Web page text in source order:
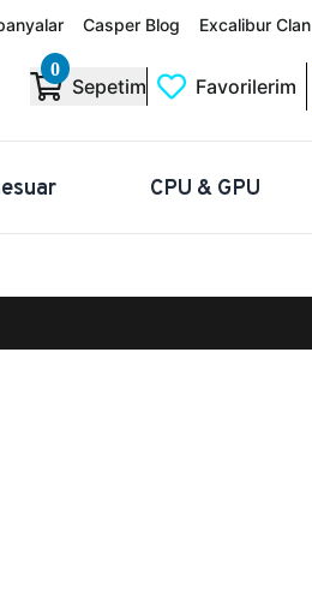
Casper Blog Excalibur Clan
0
Sepetim Favorilerim
CPU & GPU